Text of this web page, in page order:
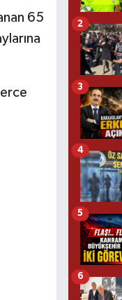
65
2
3
4
5
6